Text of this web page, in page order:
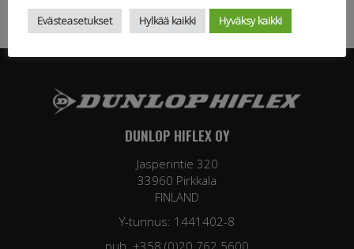
DUNLOP HIFLEX OY
Jasperintie 320
33960 Pirkkala
FINLAND
Y-tunnus: 1441402-8
puh. +358 (0)20 762 5600
Evästeasetukset Hylkää kaikki Hyväksy kaikki